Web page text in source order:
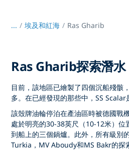
... / 埃及和紅海 Ras Gharib
Ras Gharib探索潛水
目前，該地區已繪製了四個沉船殘骸
多。在已經發現的那些中，SS Scalar
該殼牌油輪停泊在產油區時被德國戰
處於明亮的30-38英尺（10-12米）位
到船上的三個鍋爐。此外，所有級別
Turkia，MV Aboudy和MS Bakr的探